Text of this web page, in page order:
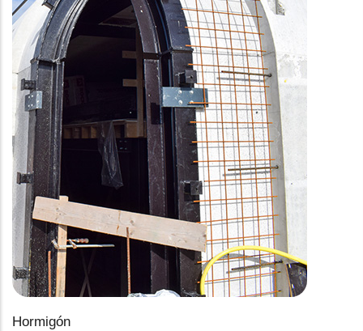
Hormigón